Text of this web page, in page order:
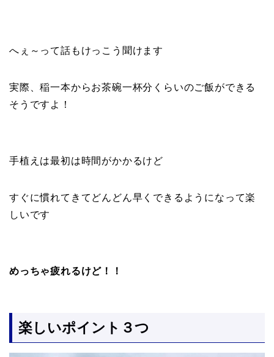
へぇ～って話もけっこう聞けます
実際、稲一本からお茶碗一杯分くらいのご飯ができる
そうですよ！
手植えは最初は時間がかかるけど
すぐに慣れてきてどんどん早くできるようになって楽
しいです
めっちゃ疲れるけど！！
楽しいポイント３つ